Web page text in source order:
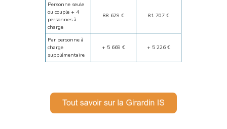
Personne seule
ou couple + 4
personnes à
charge
88 629 € 81 707 €
Par personne à
charge
supplémentaire
+ 5 669 € + 5 226 €